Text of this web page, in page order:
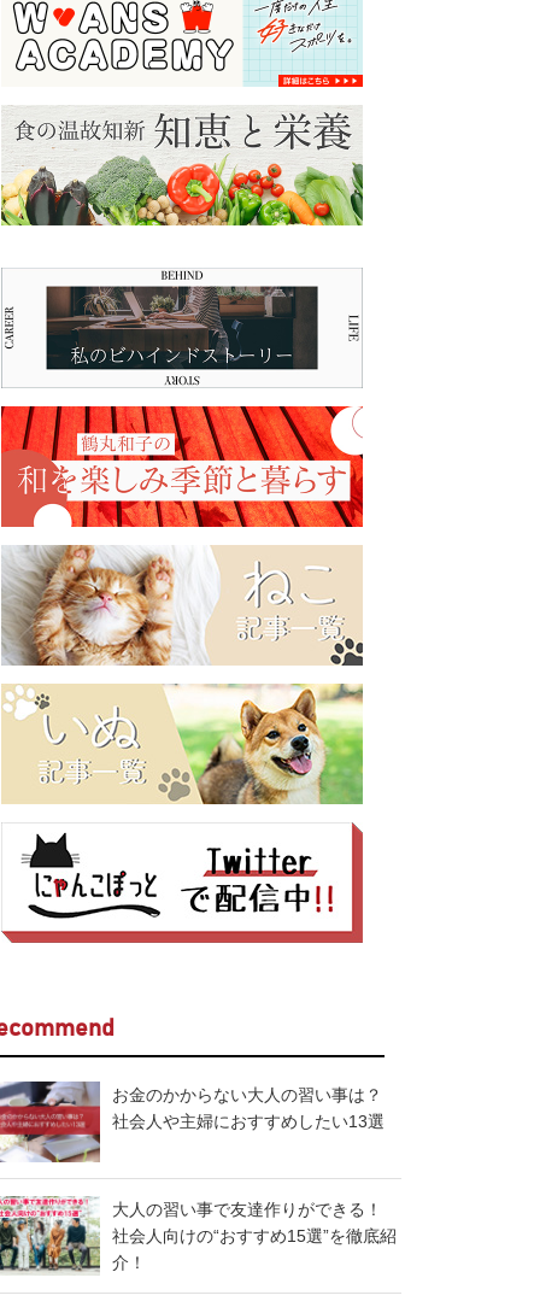
お金のかからない大人の習い事は？
社会人や主婦におすすめしたい13選
大人の習い事で友達作りができる！
社会人向けの“おすすめ15選”を徹底紹
介！